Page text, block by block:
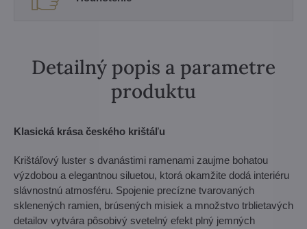
Detailný popis a parametre
produktu
Klasická krása českého krištáľu
Krištáľový luster s dvanástimi ramenami zaujme bohatou
výzdobou a elegantnou siluetou, ktorá okamžite dodá interiéru
slávnostnú atmosféru. Spojenie precízne tvarovaných
sklenených ramien, brúsených misiek a množstvo trblietavých
detailov vytvára pôsobivý svetelný efekt plný jemných